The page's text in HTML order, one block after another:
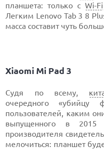
планшета: только сWi-Fi
Легким Lenovo Tab 3 8
масса составит чуть
Xiaomi Mi Pad 3
Судя по всему,
очередного «убийцу
пользователей, каким
выпущенного в 2015
производителя
мелочиться: планшет